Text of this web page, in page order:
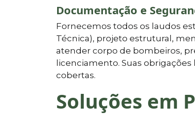
Documentação e
Fornecemos todos os laudos
Técnica), projeto estrutural,
atender corpo de bombeiros,
licenciamento. Suas
cobertas.
Soluções em